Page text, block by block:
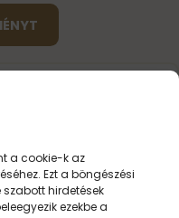
a cookie-k az
Ezt a böngészési
hirdetések
ezekbe a
szerelmes vagyok